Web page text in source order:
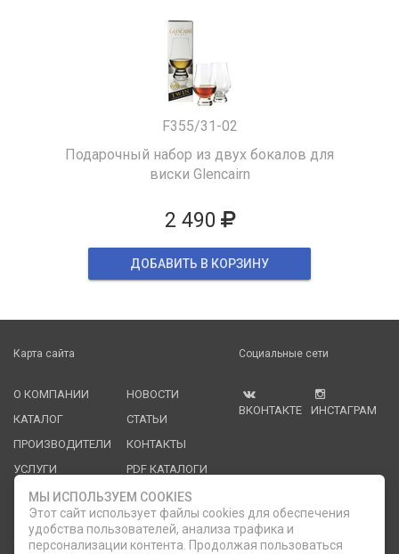
F355/31-02
Подарочный набор из двух бокалов для
виски Glencairn
2 490
ДОБАВИТЬ В КОРЗИНУ
Карта сайта
О КОМПАНИИ
КАТАЛОГ
ПРОИЗВОДИТЕЛИ
УСЛУГИ
НОВОСТИ
СТАТЬИ
КОНТАКТЫ
PDF КАТАЛОГИ
ОПЛАТА И
ДОСТАВКА
Социальные сети
ВКОНТАКТЕ ИНСТАГРАМ
Служба клиентской поддержки
МЫ ИСПОЛЬЗУЕМ COOKIES
Этот сайт использует файлы cookies для обеспечения
удобства пользователей, анализа трафика и
персонализации контента. Продолжая пользоваться